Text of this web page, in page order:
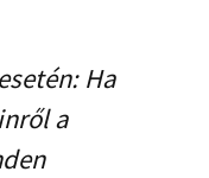
Ha
a